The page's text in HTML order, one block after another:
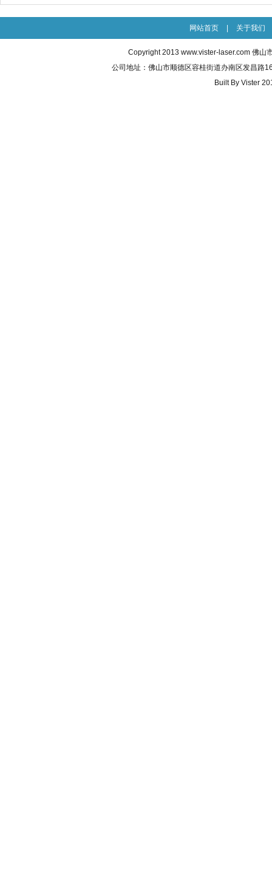
网站首页 关于我们
Copyright 2013 www.vister-laser.com 佛山
公司地址：佛山市顺德区容桂街道办南区发昌路
Built By Vister